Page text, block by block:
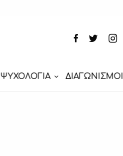
ΨΥΧΟΛΟΓΙΑ ΔΙΑΓΩΝΙΣΜΟΙ